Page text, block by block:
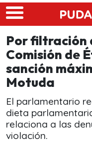
Skip to main content
Por filtración
Comisión de
sanción
Motuda
El parlamentario
dieta
relaciona a las
violación.